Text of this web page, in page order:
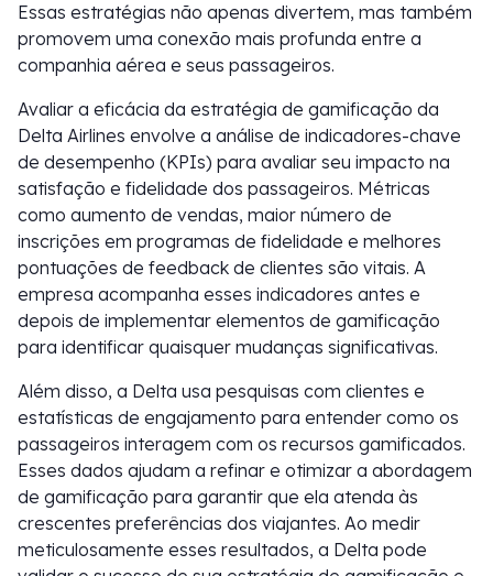
Essas estratégias não apenas divertem, mas também
promovem uma conexão mais profunda entre a
companhia aérea e seus passageiros.
Avaliar a eficácia da estratégia de gamificação da
Delta Airlines envolve a análise de indicadores-chave
de desempenho (KPIs) para avaliar seu impacto na
satisfação e fidelidade dos passageiros. Métricas
como aumento de vendas, maior número de
inscrições em programas de fidelidade e melhores
pontuações de feedback de clientes são vitais. A
empresa acompanha esses indicadores antes e
depois de implementar elementos de gamificação
para identificar quaisquer mudanças significativas.
Além disso, a Delta usa pesquisas com clientes e
estatísticas de engajamento para entender como os
passageiros interagem com os recursos gamificados.
Esses dados ajudam a refinar e otimizar a abordagem
de gamificação para garantir que ela atenda às
crescentes preferências dos viajantes. Ao medir
meticulosamente esses resultados, a Delta pode